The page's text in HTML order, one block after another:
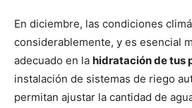
En diciembre, las condiciones
considerablemente, y es esencial
adecuado en la hidratación de tus
instalación de sistemas de riego
permitan ajustar la cantidad de